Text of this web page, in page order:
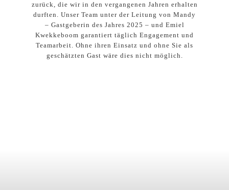
zurück, die wir in den vergangenen Jahren erhalten
durften. Unser Team unter der Leitung von Mandy
– Gastgeberin des Jahres 2025 – und Emiel
Kwekkeboom garantiert täglich Engagement und
Teamarbeit. Ohne ihren Einsatz und ohne Sie als
geschätzten Gast wäre dies nicht möglich.